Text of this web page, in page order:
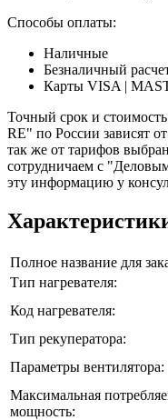
Способы оплаты:
Наличные
Безналичный
Карты VISA |
Точный срок и
RE" по России зависят
так же от тарифов
сотрудничаем с
эту информацию у
Полное название для
Тип нагревателя:
Код нагревателя:
Тип рекуператора:
Параметры вентилятора:
Максимальная
мощность: